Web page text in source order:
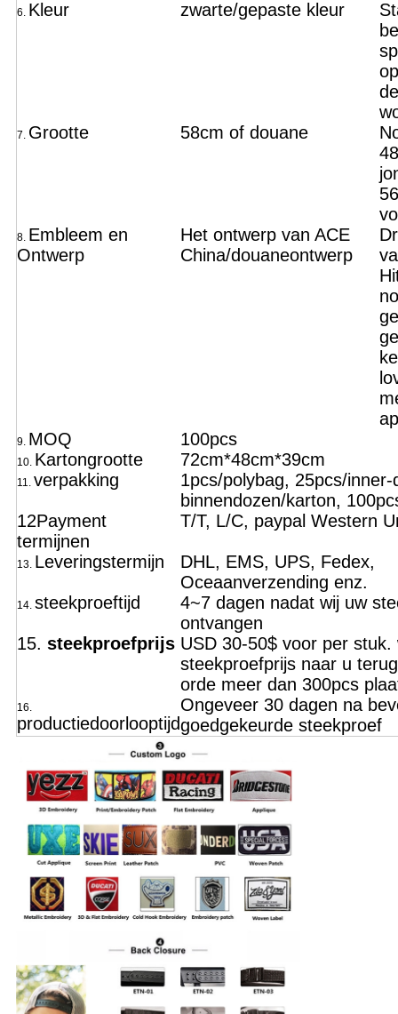
6. Kleur zwarte/gepaste kleur
7. Grootte 58cm of douane
8. Embleem en
Ontwerp
Het ontwerp van ACE
China/douaneontwerp
9. MOQ 100pcs
10. Kartongrootte 72cm*48cm*39cm
11. verpakking
1pcs/polybag, 25pcs/inner-
binnendozen/karton,
12Payment
termijnen
T/T, L/C, paypal Western
13. Leveringstermijn
DHL, EMS, UPS, Fedex,
Oceaanverzending enz.
14. steekproeftijd
4~7 dagen nadat wij uw
ontvangen
15. steekproefprijs USD 30-50$ voor per stuk.
steekproefprijs naar u
orde meer dan 300pcs
16.
productiedoorlooptijd
Ongeveer 30 dagen na
goedgekeurde steekproef